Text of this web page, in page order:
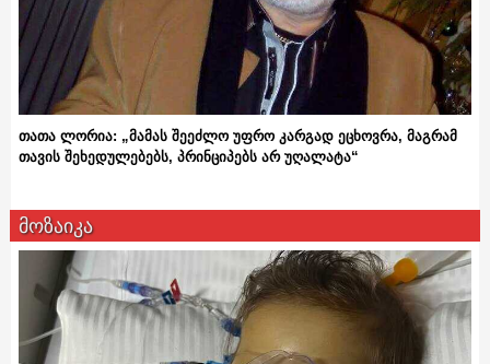
თათა ლორია: „მამას შეეძლო უფრო კარგად ეცხოვრა, მაგრამ
თავის შეხედულებებს, პრინციპებს არ უღალატა“
მოზაიკა